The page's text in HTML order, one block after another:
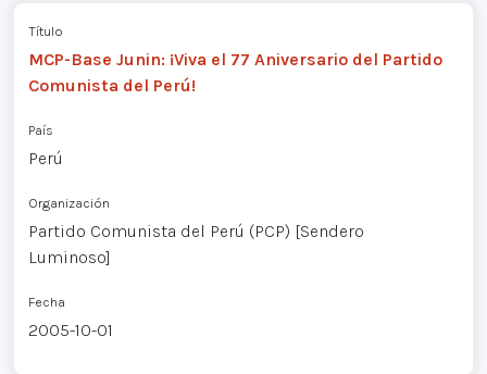
Título
MCP-Base Junin: ¡Viva el 77 Aniversario del Partido
Comunista del Perú!
País
Perú
Organización
Partido Comunista del Perú (PCP) [Sendero
Luminoso]
Fecha
2005-10-01